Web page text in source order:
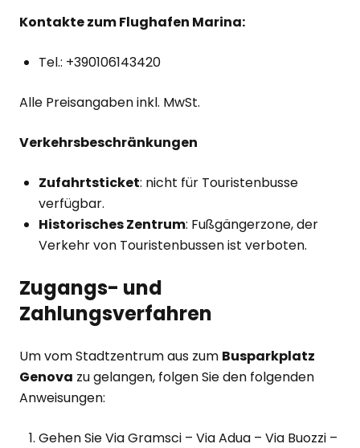
Kontakte zum Flughafen Marina:
Tel.: +390106143420
Alle Preisangaben inkl. MwSt.
Verkehrsbeschränkungen
Zufahrtsticket: nicht für Touristenbusse
verfügbar.
Historisches Zentrum: Fußgängerzone, der
Verkehr von Touristenbussen ist verboten.
Zugangs- und
Zahlungsverfahren
Um vom Stadtzentrum aus zum Busparkplatz
Genova zu gelangen, folgen Sie den folgenden
Anweisungen:
Gehen Sie Via Gramsci – Via Adua – Via Buozzi –